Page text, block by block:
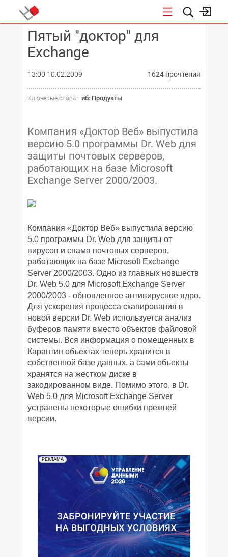
КОНФЕРЕНЦИИ
Пятый "доктор" для
Exchange
13:00 10.02.2009 1624 прочтения
Ключевые слова : иб: Продукты
Компания «Доктор Веб» выпустила
версию 5.0 программы Dr. Web для
защиты почтовых серверов,
работающих на базе Microsoft
Exchange Server 2000/2003.
Компания «Доктор Веб» выпустила версию
5.0 программы Dr. Web для защиты от
вирусов и спама почтовых серверов,
работающих на базе Microsoft Exchange
Server 2000/2003. Одно из главных новшеств
Dr. Web 5.0 для Microsoft Exchange Server
2000/2003 - обновленное антивирусное ядро.
Для ускорения процесса сканирования в
новой версии Dr. Web используется анализ
буферов памяти вместо объектов файловой
системы. Вся информация о помещенных в
Карантин объектах теперь хранится в
собственной базе данных, а сами объекты
хранятся на жестком диске в
закодированном виде. Помимо этого, в Dr.
Web 5.0 для Microsoft Exchange Server
устранены некоторые ошибки прежней
версии.
РЕКЛАМА